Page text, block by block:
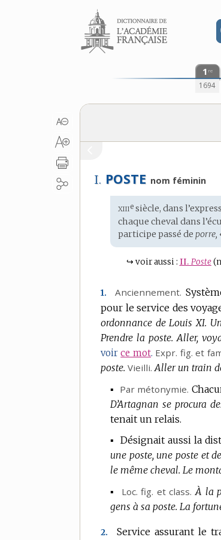
Aller au contenu
1 re
1694
I. POSTE nom féminin
Étymologie
:
xiiie siècle, dans
chaque cheval dans
participe passé deporre,
↪ voir aussi : II. Poste
1. Anciennement.
pour le service des
ordonnance de Louis XI.
Prendre la poste. Aller,
voirce mot. Expr. fig. et
poste. Vieilli. Aller un train
▪ Par métonymie.
D’Artagnan se procura
tenait un relais.
▪Désignait aussi la
une poste, une poste et
le même cheval. Le
▪ Loc. fig. etclass. À la
gens à sa poste. La
2.
Service assurant le